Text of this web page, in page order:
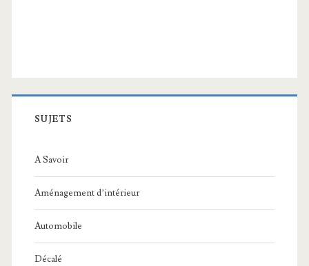
SUJETS
A Savoir
Aménagement d’intérieur
Automobile
Décalé